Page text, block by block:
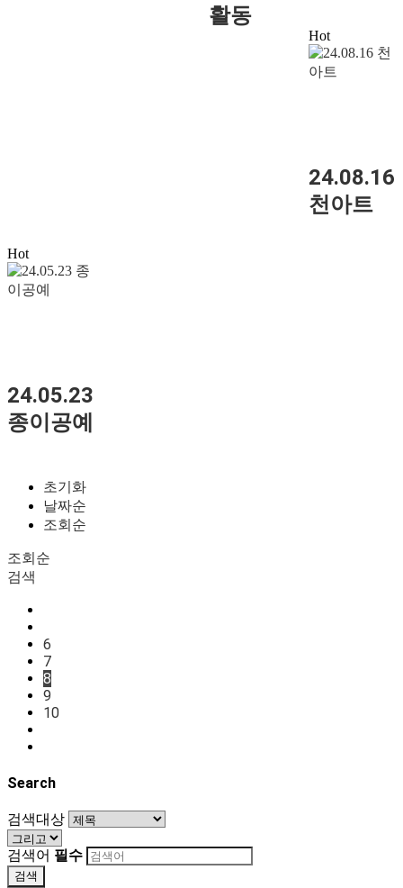
활동
Hot
24.08.16
천아트
Hot
24.05.23
종이공예
초기화
날짜순
조회순
조회순
검색
6
7
8
9
10
Search
검색대상
검색어 필수
검색